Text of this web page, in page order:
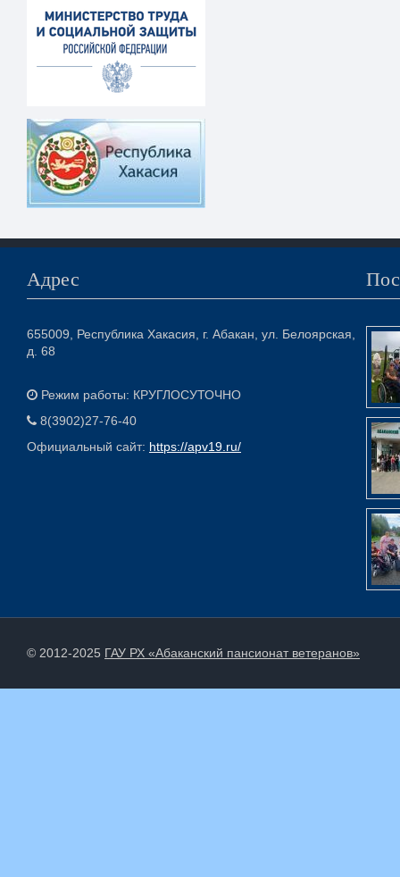
Адрес
655009, Республика Хакасия, г. Абакан, ул. Белоярская,
д. 68
Режим работы: КРУГЛОСУТОЧНО
8(3902)27-76-40
Официальный сайт: https://apv19.ru/
© 2012-2025 ГАУ РХ «Абаканский пансионат ветеранов»